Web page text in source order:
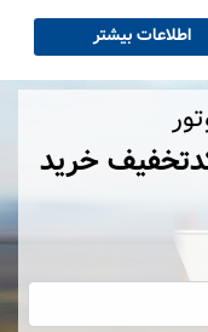
اطلاعات بیشتر
کد‌تخفیف خرید